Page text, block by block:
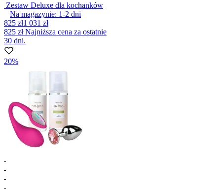
Zestaw Deluxe dla kochanków
Na magazynie: 1-2 dni
825 zł1 031 zł
825 złNajniższa cena za ostatnie
30 dni.
20%